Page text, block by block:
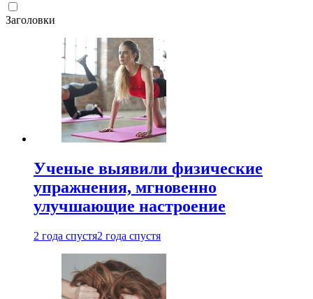
Заголовки
Ученые выявили физические
упражнения, мгновенно
улучшающие настроение
2 года спустя2 года спустя